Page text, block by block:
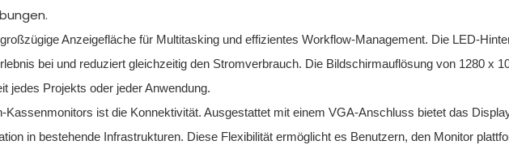
Anzeigefläche für Multitasking und effizientes Workflow-Management. Die LED-
bei und reduziert gleichzeitig den Stromverbrauch. Die Bildschirmauflösung von 1280 x
jedes Projekts oder jeder Anwendung.
ist die Konnektivität. Ausgestattet mit einem VGA-Anschluss bietet das
in bestehende Infrastrukturen. Diese Flexibilität ermöglicht es Benutzern, den Monitor